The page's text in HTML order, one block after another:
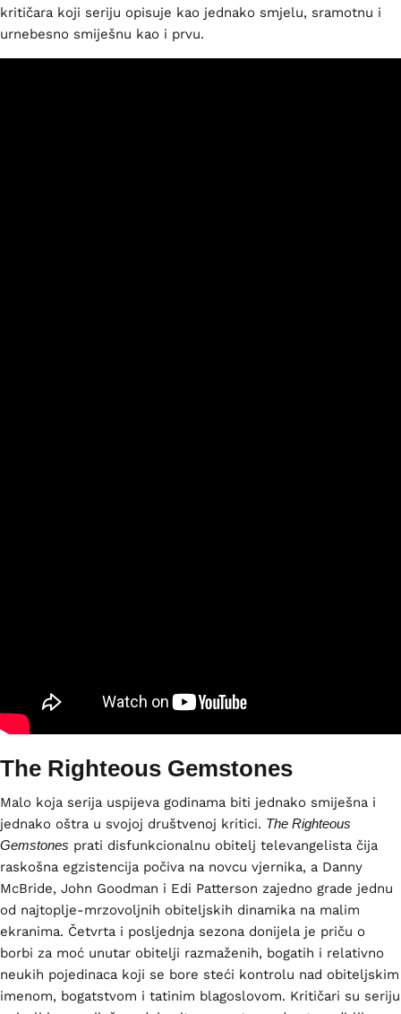
kritičara koji seriju opisuje kao jednako smjelu, sramotnu i
urnebesno smiješnu kao i prvu.
The Righteous Gemstones
Malo koja serija uspijeva godinama biti jednako smiješna i
jednako oštra u svojoj društvenoj kritici. The Righteous
Gemstones prati disfunkcionalnu obitelj televangelista čija
raskošna egzistencija počiva na novcu vjernika, a Danny
McBride, John Goodman i Edi Patterson zajedno grade jednu
od najtoplje-mrzovoljnih obiteljskih dinamika na malim
ekranima. Četvrta i posljednja sezona donijela je priču o
borbi za moć unutar obitelji razmaženih, bogatih i relativno
neukih pojedinaca koji se bore steći kontrolu nad obiteljskim
imenom, bogatstvom i tatinim blagoslovom. Kritičari su seriju